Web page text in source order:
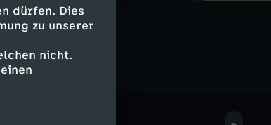
dürfen. Dies
zu unserer
nicht.